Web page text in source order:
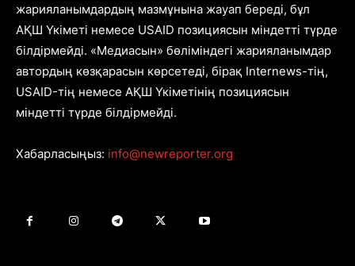
жарияланымдардың мазмұнына жауап береді, бұл
АҚШ Үкіметі немесе USAID позициясын міндетті түрде
білдірмейді. «Медиасын» бөліміндегі жарияланымдар
автордың көзқарасын көрсетеді, бірақ Internews-тің,
USAID-тің немесе АҚШ Үкіметінің позициясын
міндетті түрде білдірмейді.
Хабарласыңыз: info@newreporter.org